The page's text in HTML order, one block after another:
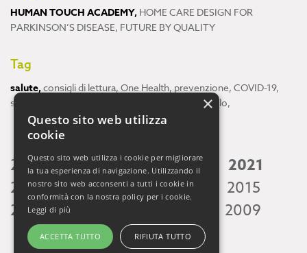
HUMAN TOUCH ACADEMY, HOME CARE DESIGN FOR
PARKINSON’S DISEASE, FUTURE BY QUALITY
Tag
salute,consigli di lettura, One Health, prevenzione, COVID-19,
scienza
cervello,
2026 2025 2024 2023 2022
2021
2020 2019 2018 2017 2016
2015
2014 2013 2009
×
Questo sito web utilizza
cookie
Questo sito web utilizza i cookie per migliorare
la tua esperienza di navigazione. Utilizzando il
nostro sito web acconsenti a tutti i cookie in
conformità con la nostra policy per i cookie.
Leggi di più
ACCETTA TUTTO RIFIUTA TUTTO